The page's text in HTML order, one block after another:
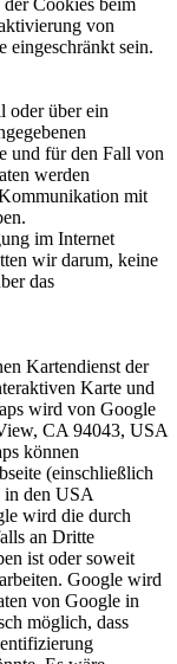
der Cookies beim
von
eingeschränkt sein.
oder über ein
und für den Fall von
werden
mit
im Internet
wir darum, keine
das
Kartendienst der
Karte und
wird von Google
CA 94043, USA
können
(einschließlich
in den USA
wird die durch
an Dritte
ist oder soweit
Google wird
von Google in
möglich, dass